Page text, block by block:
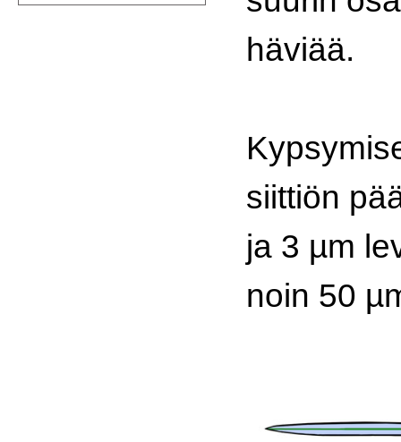
häviää.
siittiön
ja 3 µm
noin 50